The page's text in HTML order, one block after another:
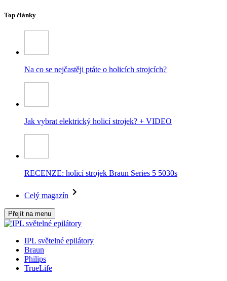
Top články
Na co se nejčastěji ptáte o holicích strojcích?
Jak vybrat elektrický holicí strojek? + VIDEO
RECENZE: holicí strojek Braun Series 5 5030s
Celý magazín
Přejít na menu
IPL světelné epilátory
Braun
Philips
TrueLife